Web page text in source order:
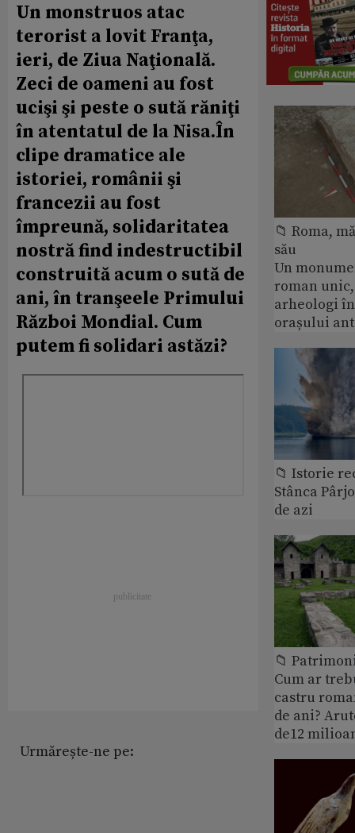
Un monstruos atac
terorist a lovit Franţa,
ieri, de Ziua Naţională.
Zeci de oameni au fost
ucişi şi peste o sută răniţi
în atentatul de la Nisa.În
clipe dramatice ale
istoriei, românii şi
francezii au fost
împreună, solidaritatea
nostră find indestructibil
construită acum o sută de
ani, în tranşeele Primului
Război Mondial. Cum
putem fi solidari astăzi?
Urmărește-ne pe:
📁 Roma,
său
Un
roman
arheologi
orașului
📁 Istorie
Stânca
de azi
📁
Cum ar
castru
de ani?
de12